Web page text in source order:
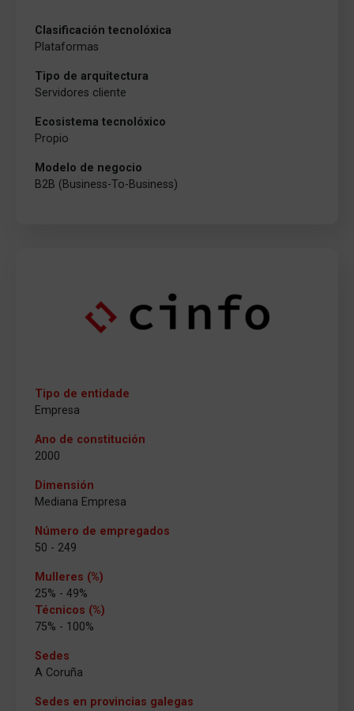
Clasificación tecnolóxica
Plataformas
Tipo de arquitectura
Servidores cliente
Ecosistema tecnolóxico
Propio
Modelo de negocio
B2B (Business-To-Business)
Tipo de entidade
Empresa
Ano de constitución
2000
Dimensión
Mediana Empresa
Número de empregados
50 - 249
Mulleres (%)
25% - 49%
Técnicos (%)
75% - 100%
Sedes
A Coruña
Sedes en provincias galegas